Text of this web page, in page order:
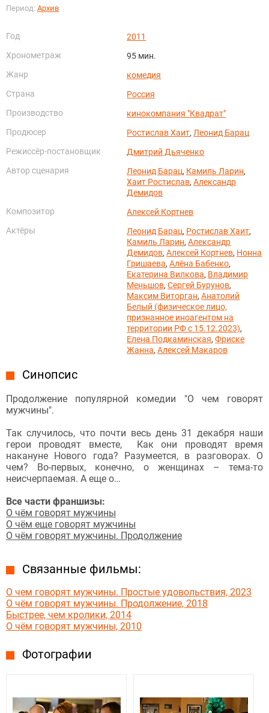
Период: Архив
Год
2011
Хронометраж
95 мин.
Жанр
комедия
Страна
Россия
Производство
кинокомпания "Квадрат"
Продюсер
Ростислав Хаит, Леонид Барац
Режиссёр-постановщик
Дмитрий Дьяченко
Автор сценария
Леонид Барац, Камиль Ларин,
Хаит Ростислав,Александр
Демидов
Композитор
Алексей Кортнев
Актёры
Леонид Барац, Ростислав Хаит,
Камиль Ларин,Александр
Демидов,Алексей Кортнев, Нонна
Гришаева,Алёна Бабенко,
Екатерина Вилкова, Владимир
Меньшов,Сергей Бурунов,
Максим Виторган,Анатолий
Белый (физическое лицо,
признанное иноагентом на
территории РФ с 15.12.2023),
Елена Подкаминская,Фриске
Жанна,Алексей Макаров
Синопсис
Продолжение популярной комедии "О чем говорят
мужчины".
Так случилось, что почти весь день 31 декабря наши
герои проводят вместе, Как они проводят время
накануне Нового года? Разумеется, в разговорах. О
чем? Во-первых, конечно, о женщинах – тема-то
неисчерпаемая. А еще о…
Все части франшизы:
О чём говорят мужчины
О чём еще говорят мужчины
О чём говорят мужчины. Продолжение
Связанные фильмы:
О чем говорят мужчины. Простые удовольствия, 2023
О чём говорят мужчины. Продолжение, 2018
Быстрее, чем кролики, 2014
О чём говорят мужчины, 2010
Фотографии